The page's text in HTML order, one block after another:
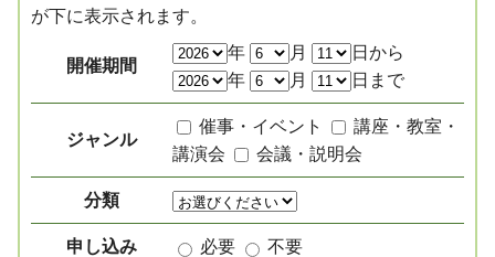
が下に表示されます。
開催期間
年 月
日から
年
月 日まで
ジャンル
催事・イベント
講座・教室・
講演会
会議・説明会
分類
申し込み 必要 不要